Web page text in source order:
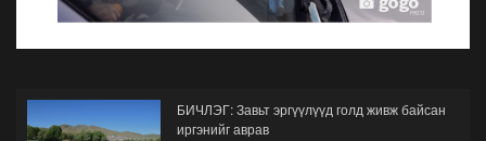
БИЧЛЭГ: Завьт эргүүлүүд голд живж байсан
иргэнийг аврав